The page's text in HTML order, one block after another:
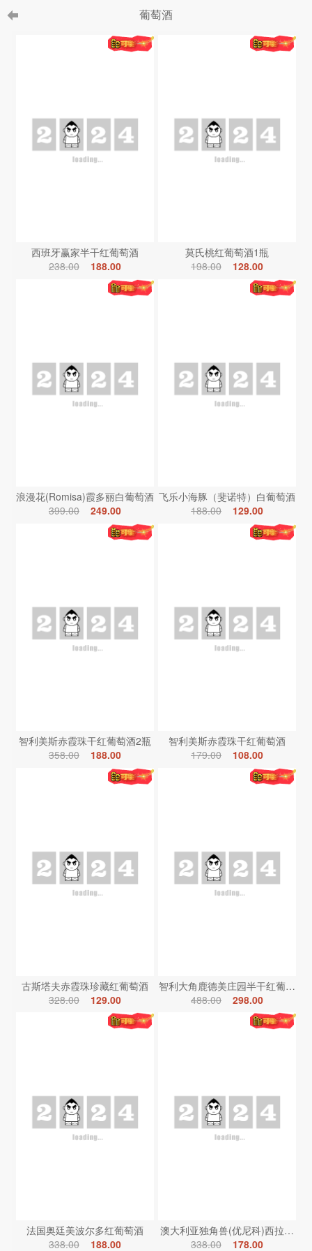
葡萄酒
西班牙赢家半干红葡萄酒
238.00
188.00
莫氏桃红葡萄酒1瓶
198.00
128.00
浪漫花(Romisa)霞多丽白葡萄酒
399.00
249.00
飞乐小海豚（斐诺特）白葡萄酒
188.00
129.00
智利美斯赤霞珠干红葡萄酒2瓶
358.00
188.00
智利美斯赤霞珠干红葡萄酒
179.00
108.00
古斯塔夫赤霞珠珍藏红葡萄酒
328.00
129.00
智利大角鹿德美庄园半干红葡萄酒
488.00
298.00
法国奥廷美波尔多红葡萄酒
338.00
188.00
澳大利亚独角兽(优尼科)西拉红葡
338.00
178.00